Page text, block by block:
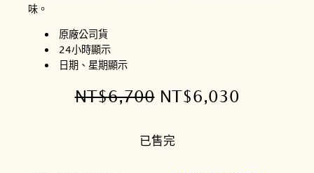
味。
原廠公司貨
24小時顯示
日期、星期顯示
NT$6,700 原
價
NT$6,030
已售完